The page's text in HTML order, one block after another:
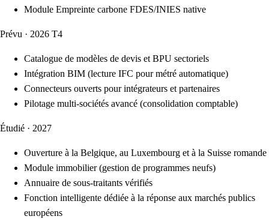
Module Empreinte carbone FDES/INIES native
Prévu · 2026 T4
Catalogue de modèles de devis et BPU sectoriels
Intégration BIM (lecture IFC pour métré automatique)
Connecteurs ouverts pour intégrateurs et partenaires
Pilotage multi-sociétés avancé (consolidation comptable)
Étudié · 2027
Ouverture à la Belgique, au Luxembourg et à la Suisse romande
Module immobilier (gestion de programmes neufs)
Annuaire de sous-traitants vérifiés
Fonction intelligente dédiée à la réponse aux marchés publics
européens